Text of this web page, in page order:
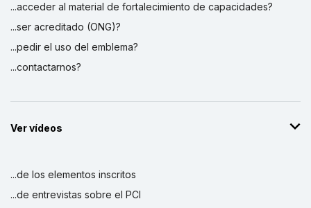
...acceder al material de fortalecimiento de capacidades?
...ser acreditado (ONG)?
...pedir el uso del emblema?
...contactarnos?
Ver vídeos
...de los elementos inscritos
...de entrevistas sobre el PCI